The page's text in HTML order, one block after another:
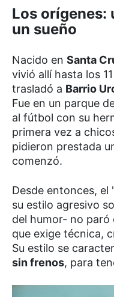
Los orígenes:
un sueño
Nacido en Santa
vivió allí hasta los
trasladó a Barrio
Fue en un parque
al fútbol con su
primera vez a
pidieron prestada
comenzó.
Desde entonces,
su estilo agresivo
del humor- no
que exige técnica,
Su estilo se
sin frenos, para